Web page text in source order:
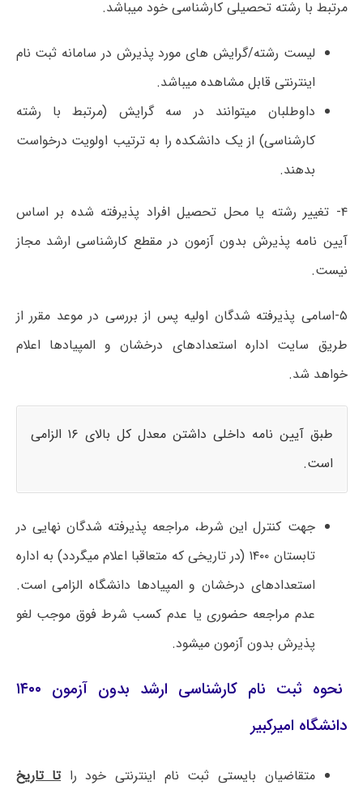
مرتبط با رشته تحصیلی کارشناسی خود می­باشد.
لیست رشته/گرایش ­های مورد پذیرش در سامانه ثبت ­نام
اینترنتی قابل مشاهده می­باشد.
داوطلبان می­توانند در سه گرایش (مرتبط با رشته
کارشناسی) از یک دانشکده را به ترتیب اولویت درخواست
بدهند.
۴- تغییر رشته یا محل تحصیل افراد پذیرفته شده بر اساس
آیین­ نامه پذیرش بدون آزمون در مقطع کارشناسی­ ارشد مجاز
نیست.
۵-اسامی پذیرفته ­شدگان اولیه پس از بررسی در موعد مقرر از
طریق سایت اداره استعدادهای درخشان و المپیادها اعلام
خواهد شد.
طبق آیین­ نامه داخلی داشتن معدل کل بالای ۱۶ الزامی
است.
جهت کنترل این شرط، مراجعه پذیرفته­ شدگان نهایی در
تابستان ۱۴۰۰ (در تاریخی که متعاقبا اعلام می­گردد) به اداره
استعدادهای درخشان و المپیادها دانشگاه الزامی است.
عدم مراجعه حضوری یا عدم کسب شرط فوق موجب لغو
پذیرش بدون آزمون می­شود.
نحوه ثبت ­نام کارشناسی ارشد بدون آزمون ۱۴۰۰
دانشگاه امیرکبیر
متقاضیان بایستی ثبت ­نام اینترنتی خود راتا تاریخ